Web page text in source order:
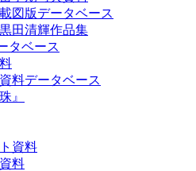
図版データベース
田清輝作品集
タベース
料データベース
』
資料
料